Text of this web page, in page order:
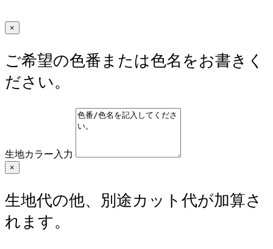
×
ご希望の色番または色名をお書きく
ださい。
生地カラー入力
×
生地代の他、別途カット代が加算さ
れます。